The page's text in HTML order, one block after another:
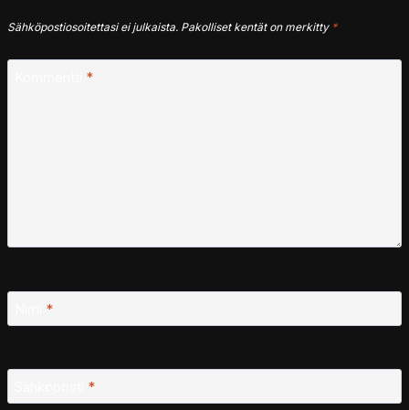
Sähköpostiosoitettasi ei julkaista. Pakolliset kentät on merkitty *
*
*
*